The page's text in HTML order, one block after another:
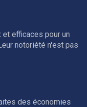
efficaces pour un
notoriété n'est pas
des économies